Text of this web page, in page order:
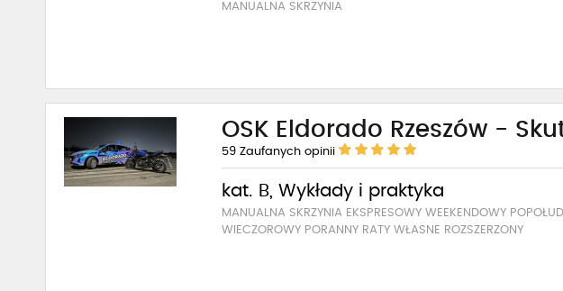
MANUALNA SKRZYNIA
OSK Eldorado Rzeszów -
59 Zaufanych opinii
kat. B, Wykłady i praktyka
MANUALNA SKRZYNIA EKSPRESOWY WEEKENDOWY
WIECZOROWY PORANNY RATY WŁASNE ROZSZERZONY